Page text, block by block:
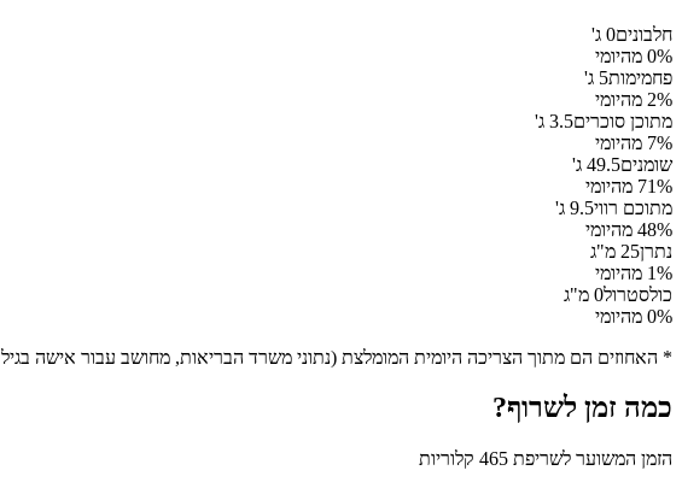
חלבונים0 ג'
0% מהיומי
פחמימות5 ג'
2% מהיומי
מתוכן סוכרים3.5 ג'
7% מהיומי
שומנים49.5 ג'
71% מהיומי
מתוכם רווי9.5 ג'
48% מהיומי
נתרן25 מ"ג
1% מהיומי
כולסטרול0 מ"ג
0% מהיומי
* האחוזים הם מתוך הצריכה היומית המומלצת (נתוני משרד הבריאות, מחושב עבור אישה בגיל 30).
כמה זמן לשרוף?
הזמן המשוער לשריפת 465 קלוריות